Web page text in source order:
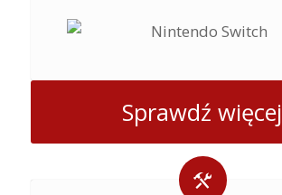
Sprawdź więcej